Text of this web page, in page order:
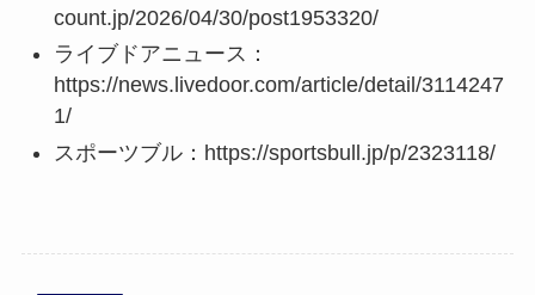
count.jp/2026/04/30/post1953320/
ライブドアニュース：
https://news.livedoor.com/article/detail/3114247
1/
スポーツブル：https://sportsbull.jp/p/2323118/